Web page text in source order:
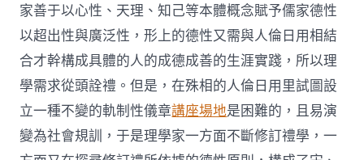
家善于以心性、天理、知己等本體概念賦予儒家德性
以超出性與廣泛性，形上的德性又需與人倫日用相結
合才幹構成具體的人的成德成善的生涯實踐，所以理
學需求從頭詮禮。但是，在殊相的人倫日用里試圖設
立一種不變的軌制性儀章講座場地是困難的，且易演
變為社會規訓，于是理學家一方面不斷修訂禮學，一